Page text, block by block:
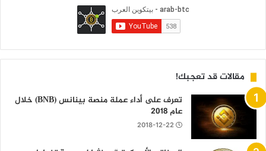
مقالات قد تعجبك!
تعرف على أداء عملة منصة بينانس (BNB) خلال
عام 2018
2018-12-22